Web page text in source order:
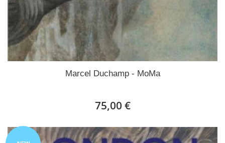
Marcel Duchamp - MoMa
75,00 €